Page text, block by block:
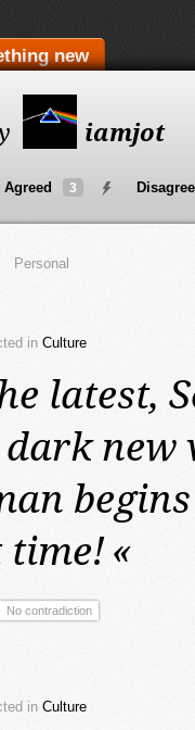
new
iamjot
Agreed 3
Personal
in Culture
latest,
new
time!«
No contradiction
in Culture